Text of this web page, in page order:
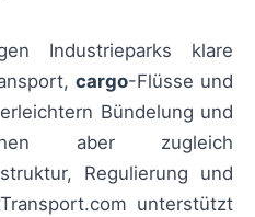
Industrieparks klare
cargo-Flüsse und
Bündelung und
aber zugleich
Regulierung und
unterstützt